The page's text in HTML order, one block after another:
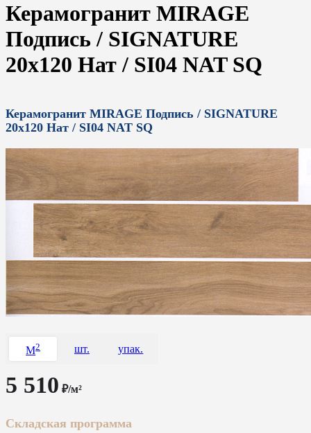
Керамогранит MIRAGE
Подпись / SIGNATURE
20x120 Нат / SI04 NAT SQ
Керамогранит MIRAGE Подпись / SIGNATURE
20x120 Нат / SI04 NAT SQ
M2 шт. упак.
5 510 ₽/м²
Складская программа